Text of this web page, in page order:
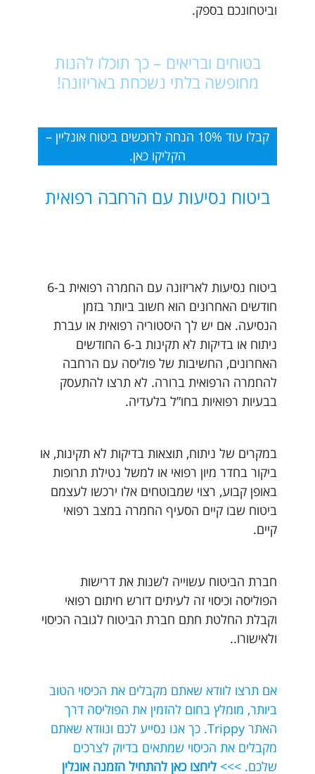
וביטחונכם בספק.
בטוחים ובריאים – כך תוכלו להנות
מחופשה בלתי נשכחת באריזונה!
קבלו עוד 10% הנחה לרוכשים ביטוח אונליין –
הקליקו כאן.
ביטוח נסיעות עם הרחבה רפואית
ביטוח נסיעות לאריזונה עם החמרה רפואית ב-6
חודשים האחרונים הוא חשוב ביותר בזמן
הנסיעה. אם יש לך היסטוריה רפואית או עברת
ניתוח או בדיקות לא תקינות ב-6 החודשים
האחרונים, החשיבות של פוליסה עם הרחבה
להחמרה הרפואית ברורה. לא תרצו להתעסק
בבעיות רפואיות בחו”ל בלעדיה.
במקרים של ניתוח, תוצאות בדיקות לא תקינות, או
ביקור בחדר מיון רפואי או למשל נטילת תרופות
באופן קבוע, רצוי שמבוטחים אלו ירכשו לעצמם
ביטוח שבו קיים הסעיף החמרה במצב רפואי
קיים.
חברת הביטוח עשוייה לשנות את דרישות
הפוליסה וכיסוי זה לעיתים דורש חיתום רפואי
וקבלת החלטת חתם חברת הביטוח לגובה הכיסוי
ולאישורו..
אם תרצו לוודא שאתם מקבלים את הכיסוי הטוב
ביותר, מומלץ בחום להזמין את הפוליסה דרך
האתר Trippy. כך אנו נסייע לכם ונוודא שאתם
מקבלים את הכיסוי שמתאים בדיוק לצרכים
שלכם. >>> ליחצו כאן להתחיל הזמנה אונלין